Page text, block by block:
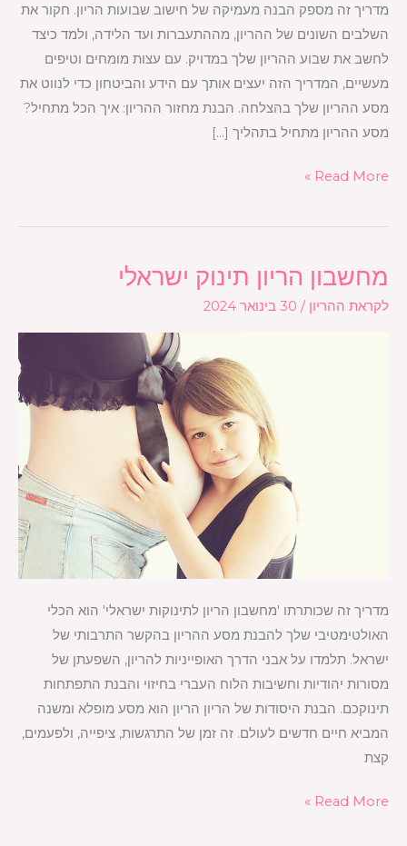
מדריך זה מספק הבנה מעמיקה של חישוב שבועות הריון. חקור את
השלבים השונים של ההריון, מההתעברות ועד הלידה, ולמד כיצד
לחשב את שבוע ההריון שלך במדויק. עם עצות מומחים וטיפים
מעשיים, המדריך הזה יעצים אותך עם הידע והביטחון כדי לנווט את
מסע ההריון שלך בהצלחה. הבנת מחזור ההריון: איך הכל מתחיל?
מסע ההריון מתחיל בתהליך […]
Read More »
מחשבון הריון תינוק ישראלי
לקראת ההריון / 30 בינואר 2024
מדריך זה שכותרתו 'מחשבון הריון לתינוקות ישראלי' הוא הכלי
האולטימטיבי שלך להבנת מסע ההריון בהקשר התרבותי של
ישראל. תלמדו על אבני הדרך האופייניות להריון, השפעתן של
מסורות יהודיות וחשיבות הלוח העברי בחיזוי והבנת התפתחות
תינוקכם. הבנת היסודות של הריון הריון הוא מסע מופלא ומשנה
המביא חיים חדשים לעולם. זה זמן של התרגשות, ציפייה, ולפעמים,
קצת
מחשבון
הריון
Read More »